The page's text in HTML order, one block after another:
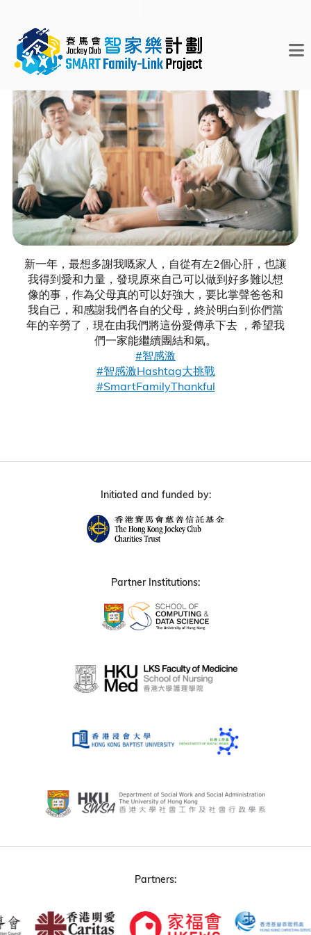
新一年，最想多謝我嘅家人，自從有左2個心肝，也讓
我得到愛和力量，發現原來自己可以做到好多難以想
像的事，作為父母真的可以好強大，要比掌聲爸爸和
我自己，和感謝我們各自的父母，終於明白到你們當
年的辛勞了，現在由我們將這份愛傳承下去 ，希望我
們一家能繼續團結和氣。
#智感激
#智感激Hashtag大挑戰
#SmartFamilyThankful
Initiated and funded by:
Partner Institutions:
Partners: